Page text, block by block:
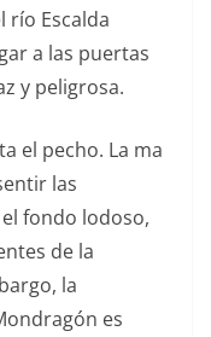
río Escalda
a las puertas
y peligrosa.
el pecho. La ma
las
fondo lodoso,
de la
la
es